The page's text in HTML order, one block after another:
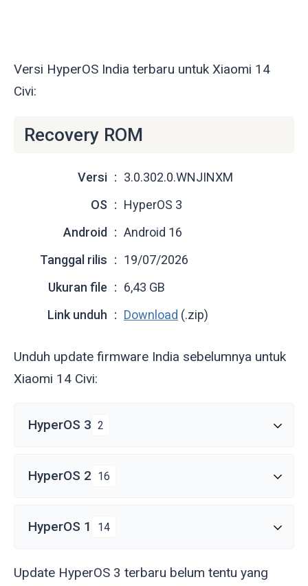
Versi HyperOS India terbaru untuk Xiaomi 14
Civi:
Recovery ROM
Versi
3.0.302.0.WNJINXM
OS
HyperOS 3
Android
Android 16
Tanggal rilis
19/07/2026
Ukuran file
6,43 GB
Link unduh
Download (.zip)
Unduh update firmware India sebelumnya untuk
Xiaomi 14 Civi:
HyperOS 3 2
HyperOS 2 16
HyperOS 1 14
Update HyperOS 3 terbaru belum tentu yang